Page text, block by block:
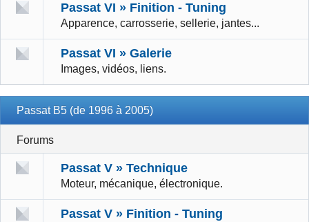
Passat VI » Finition - Tuning
Apparence, carrosserie, sellerie, jantes...
Passat VI » Galerie
Images, vidéos, liens.
Passat B5 (de 1996 à 2005)
Forums
Passat V » Technique
Moteur, mécanique, électronique.
Passat V » Finition - Tuning